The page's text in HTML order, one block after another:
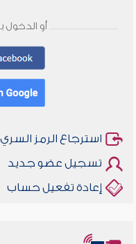
أو
استرجاع الرمز السري
تسجيل عضو جديد
إعادة تفعيل حساب